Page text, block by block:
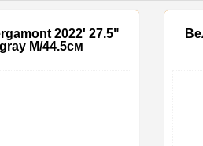
2022' 27.5"
M/44.5см